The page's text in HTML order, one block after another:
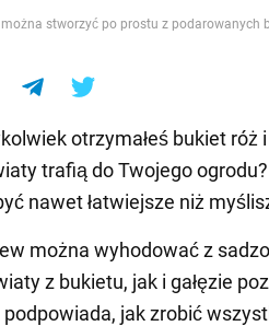
stworzyć po prostu z podarowanych
otrzymałeś bukiet róż
trafią do Twojego
nawet łatwiejsze niż
można wyhodować z
z bukietu, jak i gałęzie
podpowiada, jak zrobić